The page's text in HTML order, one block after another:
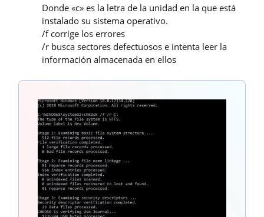
Donde «c» es la letra de la unidad en la que está
instalado su sistema operativo.
/f corrige los errores
/r busca sectores defectuosos e intenta leer la
información almacenada en ellos